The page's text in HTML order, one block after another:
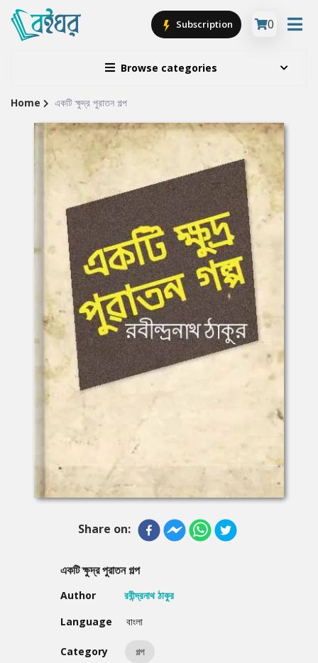
Browse categories
Subscription 0
Site
Breadcrumb
Home একটি ক্ষুদ্র পুরাতন গল্প
Share on:
একটি ক্ষুদ্র পুরাতন গল্প
Author
রবীন্দ্রনাথ ঠাকুর
Language
বাংলা
Category গল্প